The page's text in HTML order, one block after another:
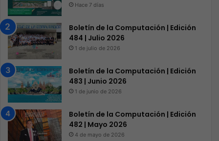
Hace 7 días
Boletín de la Computación | Edición
484 | Julio 2026
1 de julio de 2026
Boletín de la Computación | Edición
483 | Junio 2026
1 de junio de 2026
Boletín de la Computación | Edición
482 | Mayo 2026
4 de mayo de 2026